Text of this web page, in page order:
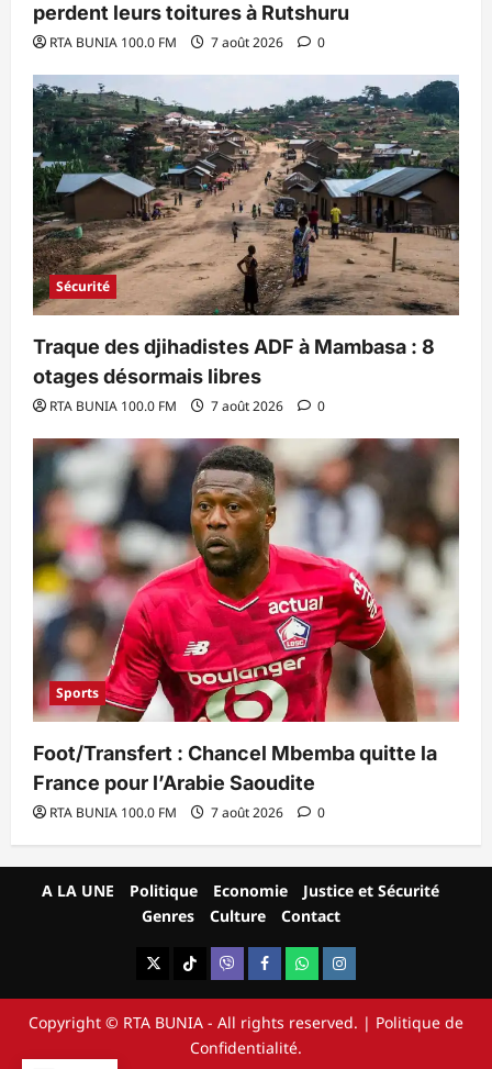
perdent leurs toitures à Rutshuru
RTA BUNIA 100.0 FM 7 août 2026 0
Sécurité
Traque des djihadistes ADF à Mambasa : 8
otages désormais libres
RTA BUNIA 100.0 FM 7 août 2026 0
Sports
Foot/Transfert : Chancel Mbemba quitte la
France pour l’Arabie Saoudite
RTA BUNIA 100.0 FM 7 août 2026 0
A LA UNE Politique Economie
Justice et Sécurité
Genres
Culture Contact
X TikTokViber FacebookWhatsAppInstagram
Copyright © RTA BUNIA - All rights reserved. | Politique de
Confidentialité.